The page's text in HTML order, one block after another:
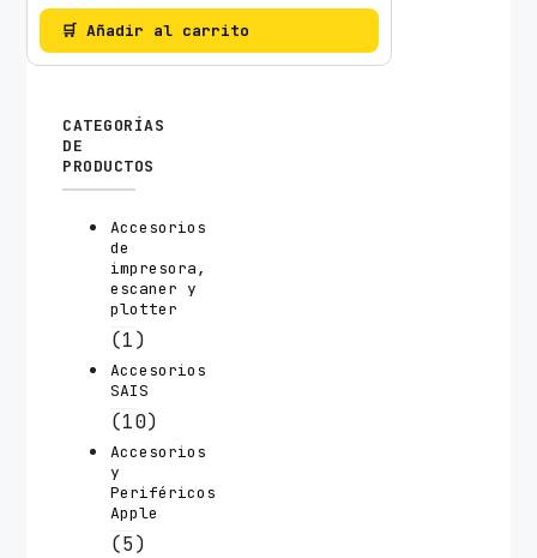
🛒 Añadir al carrito
CATEGORÍAS
DE
PRODUCTOS
Accesorios
de
impresora,
escaner y
plotter
(1)
Accesorios
SAIS
(10)
Accesorios
y
Periféricos
Apple
(5)